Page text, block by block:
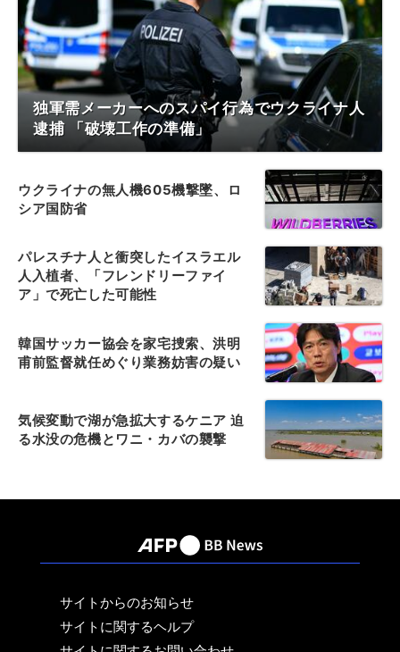
独軍需メーカーへのスパイ行為でウクライナ人
逮捕 「破壊工作の準備」
ウクライナの無人機605機撃墜、ロ
シア国防省
パレスチナ人と衝突したイスラエル
人入植者、「フレンドリーファイ
ア」で死亡した可能性
韓国サッカー協会を家宅捜索、洪明
甫前監督就任めぐり業務妨害の疑い
気候変動で湖が急拡大するケニア 迫
る水没の危機とワニ・カバの襲撃
サイトからのお知らせ
サイトに関するヘルプ